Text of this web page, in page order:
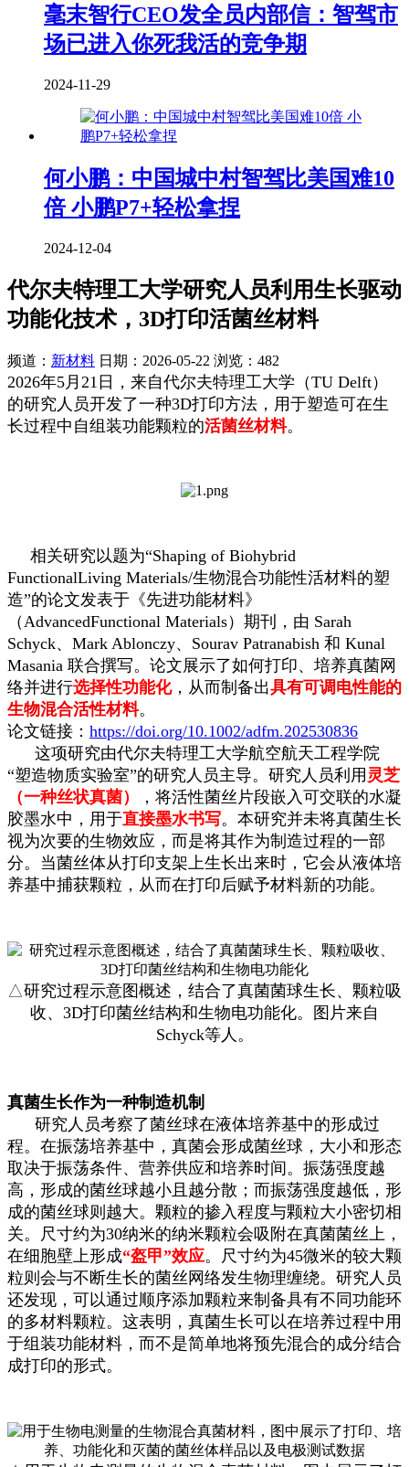
毫末智行CEO发全员内部信：智驾市
场已进入你死我活的竞争期
2024-11-29
何小鹏：中国城中村智驾比美国难10
倍 小鹏P7+轻松拿捏
2024-12-04
代尔夫特理工大学研究人员利用生长驱动
功能化技术，3D打印活菌丝材料
频道： 新材料 日期： 2026-05-22 浏览：482
2026年5月21日，来自代尔夫特理工大学（TU Delft）
的研究人员开发了一种3D打印方法，用于塑造可在生
长过程中自组装功能颗粒的活菌丝材料。
相关研究以题为“Shaping of Biohybrid
FunctionalLiving Materials/生物混合功能性活材料的塑
造”的论文发表于《先进功能材料》
（AdvancedFunctional Materials）期刊，由 Sarah
Schyck、Mark Ablonczy、Sourav Patranabish 和 Kunal
Masania 联合撰写。论文展示了如何打印、培养真菌网
络并进行选择性功能化，从而制备出具有可调电性能的
生物混合活性材料。
论文链接： https://doi.org/10.1002/adfm.202530836
这项研究由代尔夫特理工大学航空航天工程学院
“塑造物质实验室”的研究人员主导。研究人员利用 灵芝
（一种丝状真菌）
，将活性菌丝片段嵌入可交联的水凝
胶墨水中，用于直接墨水书写。本研究并未将真菌生长
视为次要的生物效应，而是将其作为制造过程的一部
分。当菌丝体从打印支架上生长出来时，它会从液体培
养基中捕获颗粒，从而在打印后赋予材料新的功能。
△研究过程示意图概述，结合了真菌菌球生长、颗粒吸
收、3D打印菌丝结构和生物电功能化。图片来自
Schyck等人。
真菌生长作为一种制造机制
研究人员考察了菌丝球在液体培养基中的形成过
程。在振荡培养基中，真菌会形成菌丝球，大小和形态
取决于振荡条件、营养供应和培养时间。振荡强度越
高，形成的菌丝球越小且越分散；而振荡强度越低，形
成的菌丝球则越大。颗粒的掺入程度与颗粒大小密切相
关。尺寸约为30纳米的纳米颗粒会吸附在真菌菌丝上，
在细胞壁上形成“盔甲”效应。尺寸约为45微米的较大颗
粒则会与不断生长的菌丝网络发生物理缠绕。研究人员
还发现，可以通过顺序添加颗粒来制备具有不同功能环
的多材料颗粒。这表明，真菌生长可以在培养过程中用
于组装功能材料，而不是简单地将预先混合的成分结合
成打印的形式。